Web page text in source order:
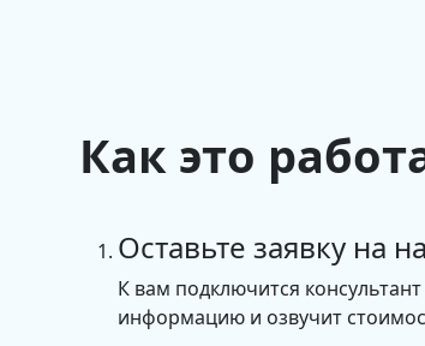
Как это
Оставьте заявку на
К вам подключится
информацию и озвучит